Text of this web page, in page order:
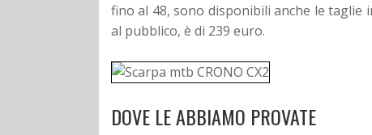
fino al 48, sono disponibili anche le taglie
al pubblico, è di 239 euro.
DOVE LE ABBIAMO PROVATE